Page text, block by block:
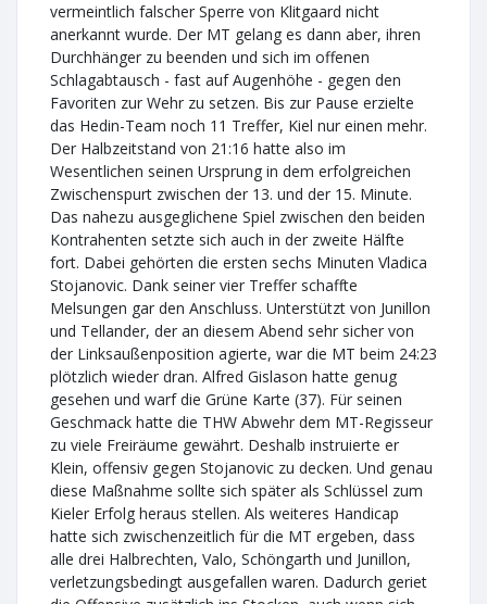
vermeintlich falscher Sperre von Klitgaard nicht
anerkannt wurde. Der MT gelang es dann aber, ihren
Durchhänger zu beenden und sich im offenen
Schlagabtausch - fast auf Augenhöhe - gegen den
Favoriten zur Wehr zu setzen. Bis zur Pause erzielte
das Hedin-Team noch 11 Treffer, Kiel nur einen mehr.
Der Halbzeitstand von 21:16 hatte also im
Wesentlichen seinen Ursprung in dem erfolgreichen
Zwischenspurt zwischen der 13. und der 15. Minute.
Das nahezu ausgeglichene Spiel zwischen den beiden
Kontrahenten setzte sich auch in der zweite Hälfte
fort. Dabei gehörten die ersten sechs Minuten Vladica
Stojanovic. Dank seiner vier Treffer schaffte
Melsungen gar den Anschluss. Unterstützt von Junillon
und Tellander, der an diesem Abend sehr sicher von
der Linksaußenposition agierte, war die MT beim 24:23
plötzlich wieder dran. Alfred Gislason hatte genug
gesehen und warf die Grüne Karte (37). Für seinen
Geschmack hatte die THW Abwehr dem MT-Regisseur
zu viele Freiräume gewährt. Deshalb instruierte er
Klein, offensiv gegen Stojanovic zu decken. Und genau
diese Maßnahme sollte sich später als Schlüssel zum
Kieler Erfolg heraus stellen. Als weiteres Handicap
hatte sich zwischenzeitlich für die MT ergeben, dass
alle drei Halbrechten, Valo, Schöngarth und Junillon,
verletzungsbedingt ausgefallen waren. Dadurch geriet